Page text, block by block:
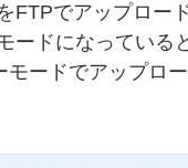
FTPでアップロー
ードになっている
モードでアップロ